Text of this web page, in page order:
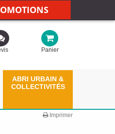
Panier
ABRI URBAIN &
COLLECTIVITÉS
Imprimer